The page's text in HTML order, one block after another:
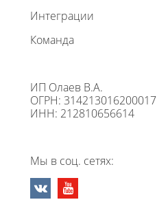
Интеграции
Команда
ИП Олаев В.А.
ОГРН: 314213016200017
ИНН: 212810656614
Мы в соц. сетях: